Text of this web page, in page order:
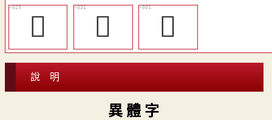
󵎩
󵎫 𩦢
說 明
異 體 字